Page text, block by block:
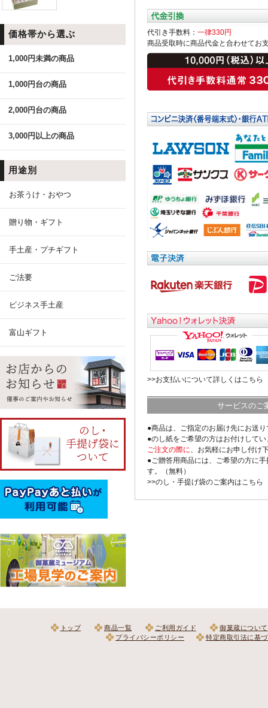
価格帯から選ぶ
1,000円未満の商品
1,000円台の商品
2,000円台の商品
3,000円以上の商品
用途別
お茶うけ・おやつ
贈り物・ギフト
手土産・プチギフト
ご法要
ビジネス手土産
富山ギフト
代引き手数料： 一律330円
商品受取時に商品代金と合わせてお
>>お支払いについて詳しくはこちら
サービスのご
●商品は、ご指定のお届け先にお送
●のし紙をご希望の方はお付けして
ご注文の際に、お気軽にお申し付け
●ご贈答用商品には、ご希望の方に
す。（無料）
>>のし・手提げ袋のご案内はこちら
トップ 商品一覧 ご利用ガイド
御菓蔵について
プライバシーポリシー
特定商取引法に基